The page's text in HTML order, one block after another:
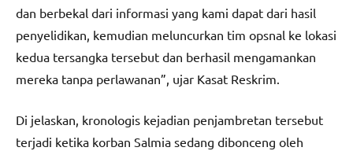
dan berbekal dari informasi yang kami dapat dari hasil
penyelidikan, kemudian meluncurkan tim opsnal ke lokasi
kedua tersangka tersebut dan berhasil mengamankan
mereka tanpa perlawanan”, ujar Kasat Reskrim.
Di jelaskan, kronologis kejadian penjambretan tersebut
terjadi ketika korban Salmia sedang dibonceng oleh